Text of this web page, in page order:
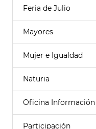
Feria de Julio
Mayores
Mujer e Igualdad
Naturia
Oficina
Participación